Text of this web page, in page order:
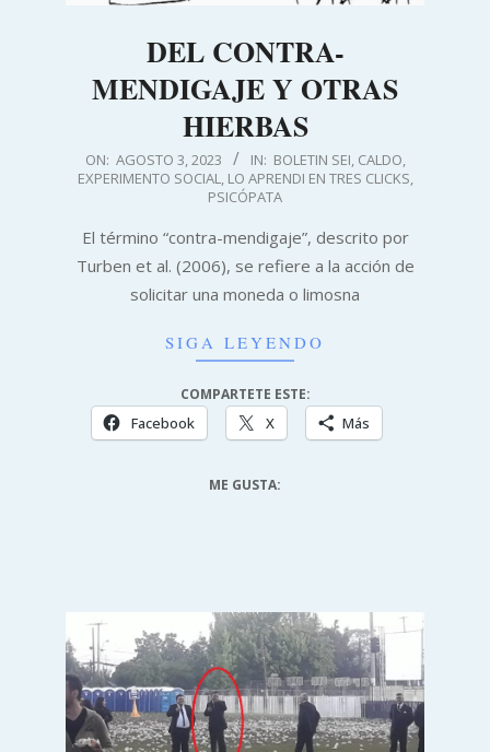
DEL CONTRA-
MENDIGAJE Y OTRAS
HIERBAS
2023-
08-
ON: AGOSTO 3, 2023 IN: BOLETIN SEI, CALDO,
EXPERIMENTO SOCIAL, LO APRENDI EN TRES CLICKS,
PSICÓPATA
El término “contra-mendigaje”, descrito por
Turben et al. (2006), se refiere a la acción de
solicitar una moneda o limosna
SIGA LEYENDO
COMPARTETE ESTE:
Facebook X Más
ME GUSTA: